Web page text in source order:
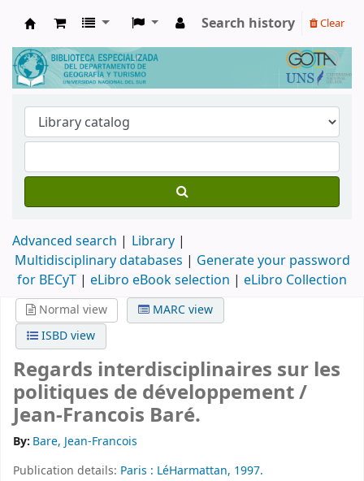
Biblioteca de Geografía y Turismo
Search history Clear
Advanced search
Library
Multidisciplinary databases | Generate your password
for BECyT | eLibro eBook selection | eLibro Collection
Normal view
MARC view
ISBD view
Regards interdisciplinaires sur les
politiques de développement /
Jean-Francois Baré.
By: Bare, Jean-Francois
Publication details: Paris : LéHarmattan, 1997.